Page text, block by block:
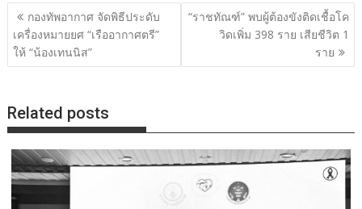
แนะแนว
เรื่อง
กองทัพอากาศ จัดพิธีประดับ
เครื่องหมายยศ “เรืออากาศตรี”
ให้ “น้องเทนนิส”
“ราชทัณฑ์” พบผู้ต้องขังติดเชื้อโค
วิดเพิ่ม 398 ราย เสียชีวิต 1
ราย
Related posts